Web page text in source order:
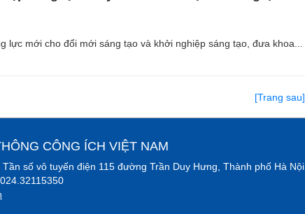
lực mới cho đổi mới sáng tạo và khởi nghiệp sáng tạo, đưa khoa...
[Trang sau]
CÔNG ÍCH VIỆT NAM
số vô tuyến điện 115 đường Trần Duy Hưng, Thành phố Hà Nội.